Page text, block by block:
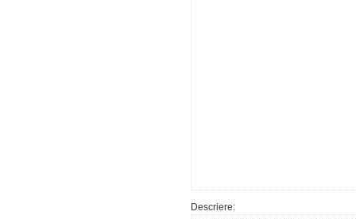
Descriere: